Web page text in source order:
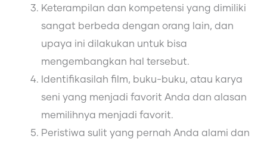
Keterampilan dan kompetensi yang dimiliki
sangat berbeda dengan orang lain, dan
upaya ini dilakukan untuk bisa
mengembangkan hal tersebut.
Identifikasilah film, buku-buku, atau karya
seni yang menjadi favorit Anda dan alasan
memilihnya menjadi favorit.
Peristiwa sulit yang pernah Anda alami dan